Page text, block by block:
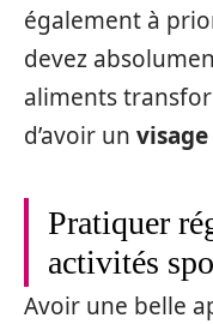
également à
devez
aliments
d’avoir un
Pratiquer
activités
Avoir une belle